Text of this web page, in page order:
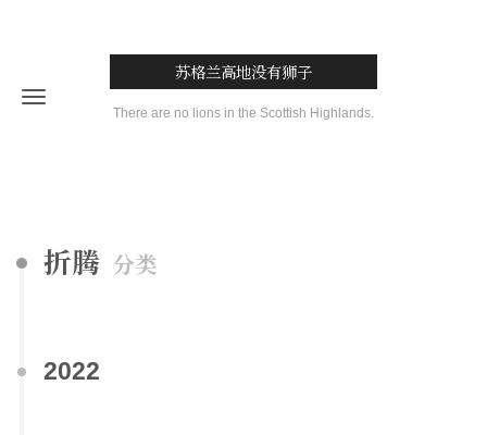
苏格兰高地没有狮子
There are no lions in the Scottish Highlands.
折腾 分类
2022